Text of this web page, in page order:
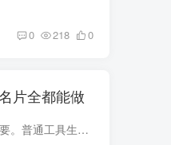
0 218 0
片全都能做
平时生活、工作里经常会用到二维码，做个人名片、分享网址、商业宣传都需要。普通工具生成的二维码千篇一律，想要做美化、改样式大多还要看广告或者开会员。 今天给大家分享一款功能齐全的二维...